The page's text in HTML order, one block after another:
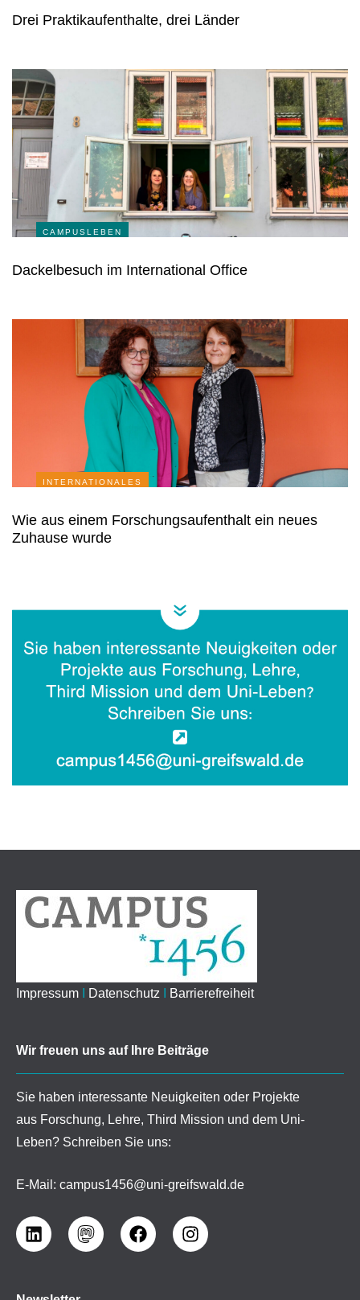
Drei Praktikaufenthalte, drei Länder
CAMPUSLEBEN
Dackelbesuch im International Office
INTERNATIONALES
Wie aus einem Forschungsaufenthalt ein neues
Zuhause wurde
Impressum Datenschutz Barrierefreiheit
Wir freuen uns auf Ihre Beiträge
Sie haben interessante Neuigkeiten oder Projekte
aus Forschung, Lehre, Third Mission und dem Uni-
Leben? Schreiben Sie uns:
E-Mail: campus1456@uni-greifswald.de